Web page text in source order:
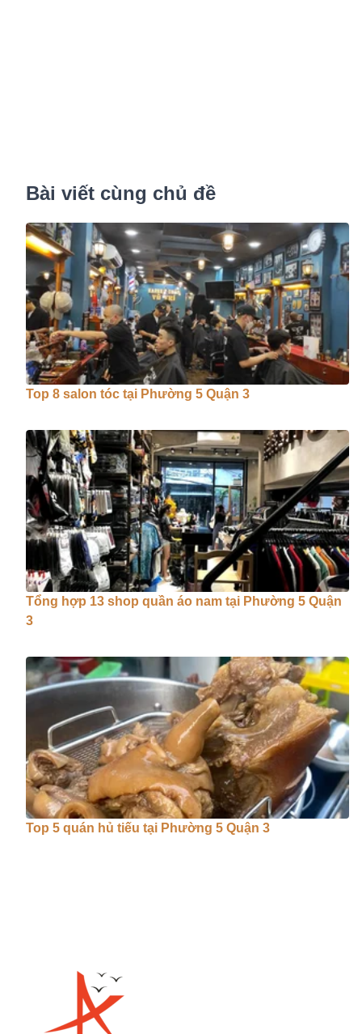
Bài viết cùng chủ đề
Top 8 salon tóc tại Phường 5 Quận 3
Tổng hợp 13 shop quần áo nam tại Phường 5 Quận
3
Top 5 quán hủ tiếu tại Phường 5 Quận 3